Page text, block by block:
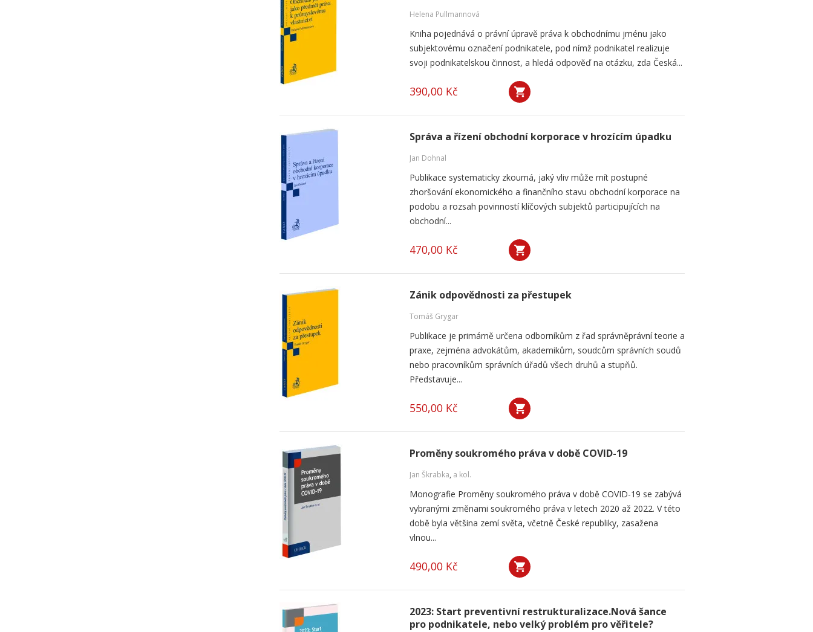
Helena Pullmannová
Kniha pojednává o právní úpravě práva k obchodnímu jménu jako
subjektovému označení podnikatele, pod nímž podnikatel realizuje
svoji podnikatelskou činnost, a hledá odpověď na otázku, zda Česká...
390,00 Kč
Správa a řízení obchodní korporace v hrozícím úpadku
Jan Dohnal
Publikace systematicky zkoumá, jaký vliv může mít postupné
zhoršování ekonomického a finančního stavu obchodní korporace na
podobu a rozsah povinností klíčových subjektů participujících na
obchodní...
470,00 Kč
Zánik odpovědnosti za přestupek
Tomáš Grygar
Publikace je primárně určena odborníkům z řad správněprávní teorie a
praxe, zejména advokátům, akademikům, soudcům správních soudů
nebo pracovníkům správních úřadů všech druhů a stupňů.
Představuje...
550,00 Kč
Proměny soukromého práva v době COVID-19
Jan Škrabka, a kol.
Monografie Proměny soukromého práva v době COVID-19 se zabývá
vybranými změnami soukromého práva v letech 2020 až 2022. V této
době byla většina zemí světa, včetně České republiky, zasažena
vlnou...
490,00 Kč
2023: Start preventivní restrukturalizace.Nová šance
pro podnikatele, nebo velký problém pro věřitele?